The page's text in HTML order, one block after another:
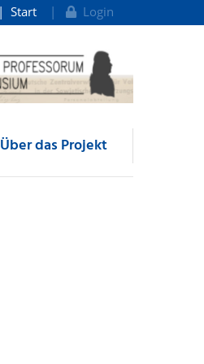
Start Login
Über das Projekt